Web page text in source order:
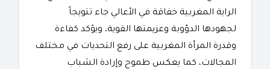
الراية المغربية خفاقة في الأعالي جاء تتويجاً
لجهودها الدؤوبة وعزيمتها القوية، ويؤكد كفاءة
وقدرة المرأة المغربية على رفع التحديات في مختلف
المجالات، كما يعكس طموح وإرادة الشباب